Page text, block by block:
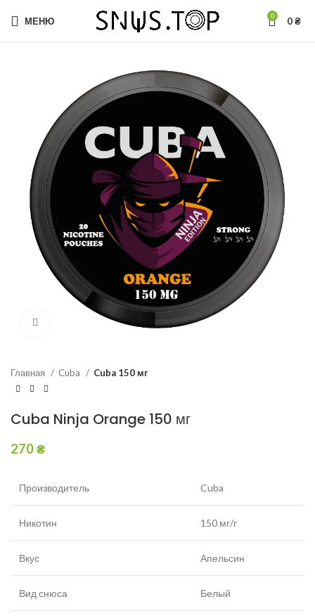
МЕНЮ 0 0₴
Главная Cuba Cuba 150 мг
Cuba Ninja Orange 150 мг
270₴
Производитель Cuba
Никотин 150 мг/г
Вкус Апельсин
Вид снюса Белый